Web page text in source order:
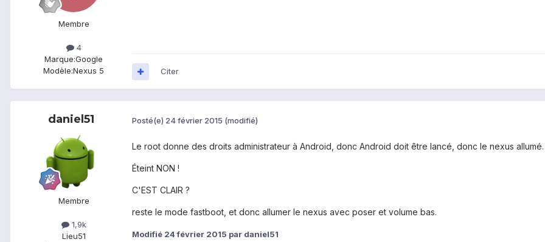
Membre
4
Marque:Google
Modèle:Nexus 5 Citer
daniel51
Membre
1,9k
Lieu51
Posté(e) 24 février 2015 (modifié)
Le root donne des droits administrateur à Android, donc Android doit être lancé, donc le nexus allumé.
Éteint NON !
C'EST CLAIR ?
reste le mode fastboot, et donc allumer le nexus avec poser et volume bas.
Modifié 24 février 2015 par daniel51